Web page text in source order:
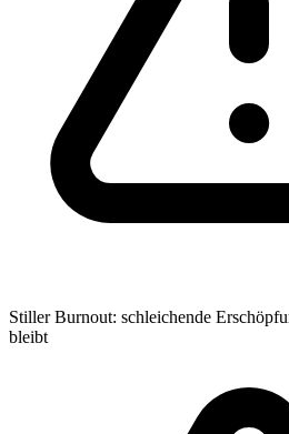
Stiller Burnout: schleichende
bleibt